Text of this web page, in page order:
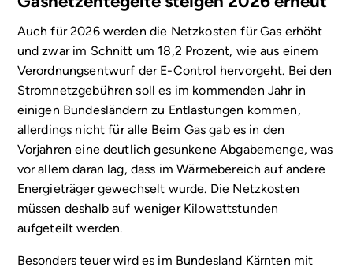
Auch für 2026 werden die Netzkosten für Gas erhöht
und zwar im Schnitt um 18,2 Prozent, wie aus einem
Verordnungsentwurf der E-Control hervorgeht. Bei den
Stromnetzgebühren soll es im kommenden Jahr in
einigen Bundesländern zu Entlastungen kommen,
allerdings nicht für alle Beim Gas gab es in den
Vorjahren eine deutlich gesunkene Abgabemenge, was
vor allem daran lag, dass im Wärmebereich auf andere
Energieträger gewechselt wurde. Die Netzkosten
müssen deshalb auf weniger Kilowattstunden
aufgeteilt werden.
Besonders teuer wird es im Bundesland Kärnten mit